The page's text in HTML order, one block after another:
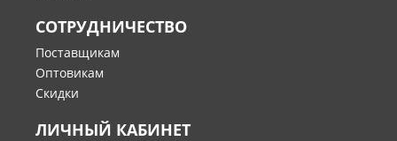
СОТРУДНИЧЕСТВО
Поставщикам
Оптовикам
Скидки
ЛИЧНЫЙ КАБИНЕТ